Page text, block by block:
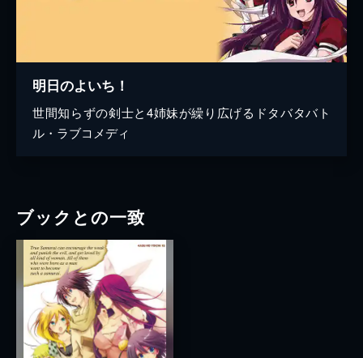
明日のよいち！
世間知らずの剣士と4姉妹が繰り広げるドタバタバト
ル・ラブコメディ
ブックとの一致